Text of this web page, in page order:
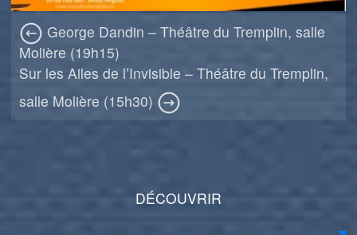
George Dandin – Théâtre du Tremplin, salle
Molière (19h15)
Sur les Ailes de l’Invisible – Théâtre du Tremplin,
salle Molière (15h30)
DÉCOUVRIR